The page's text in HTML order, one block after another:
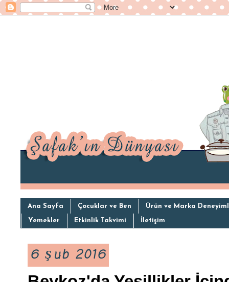
Ana Sayfa Çocuklar ve Ben Ürün ve Marka
Yemekler Etkinlik Takvimi İletişim
6 Şub 2016